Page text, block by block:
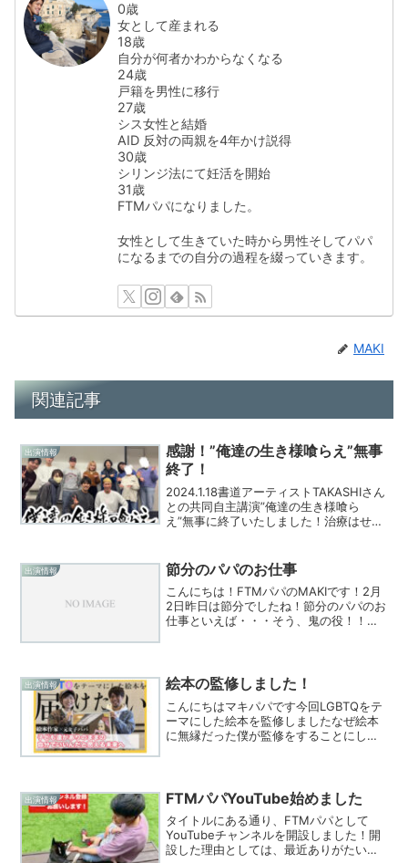
0歳
女として産まれる
18歳
自分が何者かわからなくなる
24歳
戸籍を男性に移行
27歳
シス女性と結婚
AID 反対の両親を4年かけ説得
30歳
シリンジ法にて妊活を開始
31歳
FTMパパになりました。
女性として生きていた時から男性そしてパパ
になるまでの自分の過程を綴っていきます。
MAKI
関連記事
出演情報
感謝！”俺達の生き様喰らえ”無事
終了！
2024.1.18書道アーティストTAKASHIさん
との共同自主講演”俺達の生き様喰ら
え”無事に終了いたしました！治療はせ
んと治療することを選択し、パパになっ
た...
出演情報 節分のパパのお仕事
こんにちは！FTMパパのMAKIです！2月
2日昨日は節分でしたね！節分のパパのお
仕事といえば・・・そう、鬼の役！！！
からない。でも、将...
出演情報 絵本の監修しました！
こんにちはマキパパです今回LGBTQをテ
ーマにした絵本を監修しましたなぜ絵本
に無縁だった僕が監修をすることにした
な？」どれだけ愛情...
出演情報 FTMパパYouTube始めました
タイトルにある通り、FTMパパとして
YouTubeチャンネルを開設しました！開
設した理由としては、最近ありがたいこ